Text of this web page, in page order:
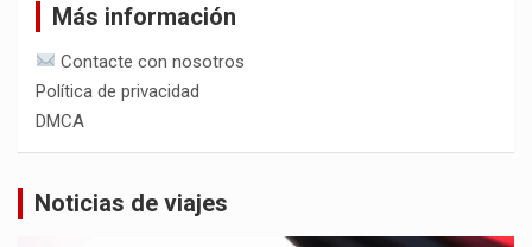
Más información
Contacte con nosotros
Política de privacidad
DMCA
Noticias de viajes